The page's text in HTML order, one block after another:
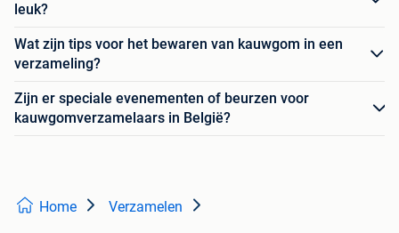
leuk?
Wat zijn tips voor het bewaren van kauwgom in een
verzameling?
Zijn er speciale evenementen of beurzen voor
kauwgomverzamelaars in België?
Home Verzamelen